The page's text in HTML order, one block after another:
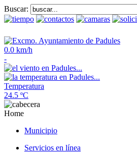
Buscar:
0.0 km/h
-
Temperatura
24.5 ºC
Home
Municipio
Servicios en línea